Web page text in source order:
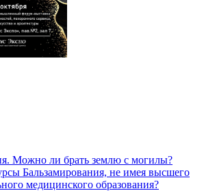
Можно ли брать землю с могилы?
Бальзамирования, не имея высшего
медицинского образования?